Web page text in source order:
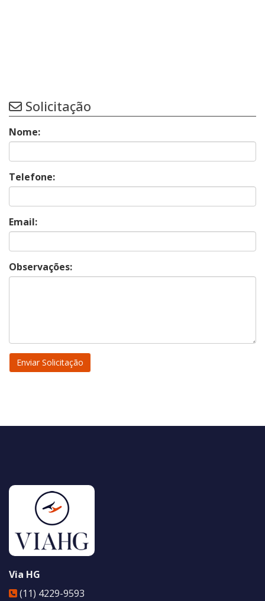
Solicitação
Nome:
Telefone:
Email:
Observações:
Via HG
(11) 4229-9593